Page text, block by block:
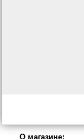
О магазине: